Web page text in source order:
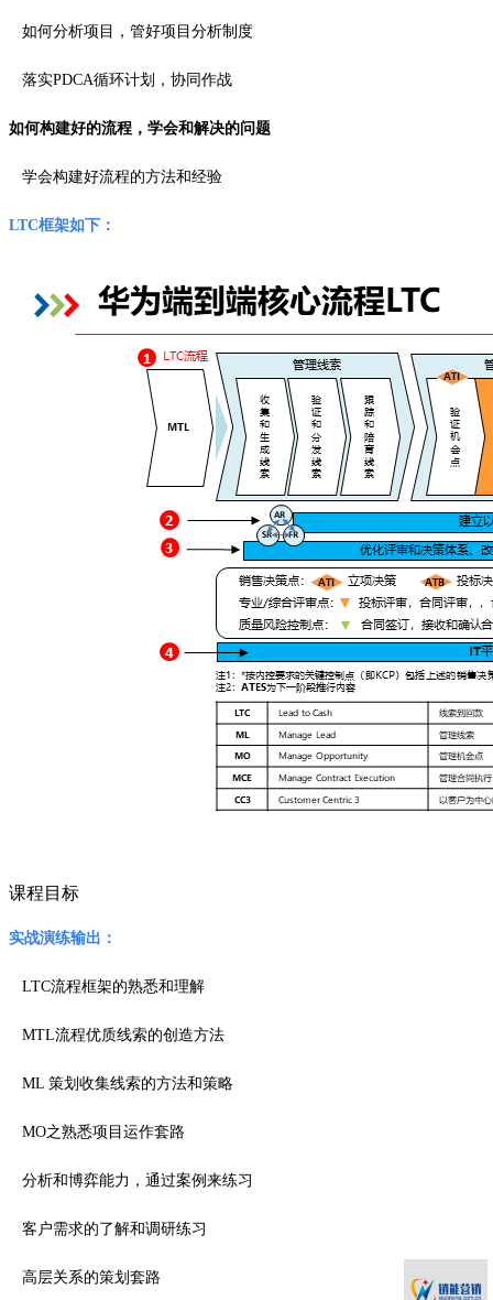
如何分析项目，管好项目分析制度
落实PDCA循环计划，协同作战
如何构建好的流程，学会和解决的问题
学会构建好流程的方法和经验
LTC框架如下：
课程目标
实战演练输出：
LTC流程框架的熟悉和理解
MTL流程优质线索的创造方法
ML 策划收集线索的方法和策略
MO之熟悉项目运作套路
分析和博弈能力，通过案例来练习
客户需求的了解和调研练习
高层关系的策划套路